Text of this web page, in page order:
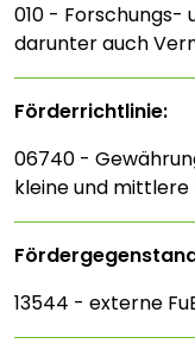
010 - Forschungs-
darunter auch
Förderrichtlinie:
06740 -
kleine und
13544 - externe